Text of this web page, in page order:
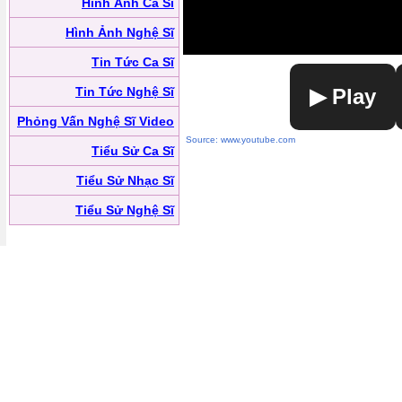
Hình Ảnh Nghệ Sĩ
Tin Tức Ca Sĩ
Tin Tức Nghệ Sĩ
Phỏng Vấn Nghệ Sĩ Video
Tiểu Sử Ca Sĩ
Tiểu Sử Nhạc Sĩ
Tiểu Sử Nghệ Sĩ
▶ Play
Source: www.youtube.com